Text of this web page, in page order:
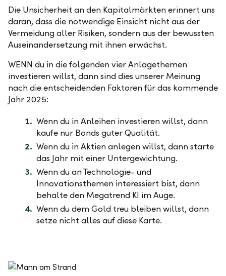
Die Unsicherheit an den Kapitalmärkten erinnert uns
daran, dass die notwendige Einsicht nicht aus der
Vermeidung aller Risiken, sondern aus der bewussten
Auseinandersetzung mit ihnen erwächst.
WENN du in die folgenden vier Anlagethemen
investieren willst, dann sind dies unserer Meinung
nach die entscheidenden Faktoren für das kommende
Jahr 2025:
Wenn du in Anleihen investieren willst, dann
kaufe nur Bonds guter Qualität.
Wenn du in Aktien anlegen willst, dann starte
das Jahr mit einer Untergewichtung.
Wenn du an Technologie- und
Innovationsthemen interessiert bist, dann
behalte den Megatrend KI im Auge.
Wenn du dem Gold treu bleiben willst, dann
setze nicht alles auf diese Karte.